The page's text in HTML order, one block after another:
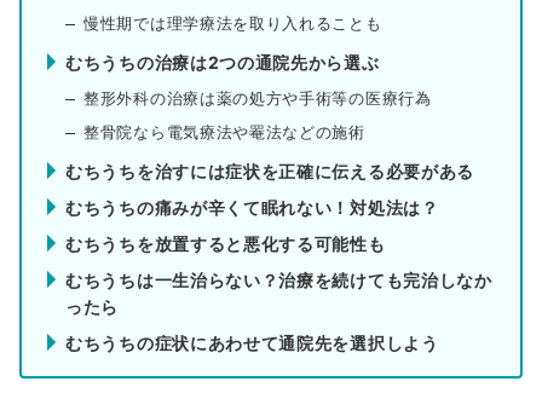
慢性期では理学療法を取り入れることも
むちうちの治療は2つの通院先から選ぶ
整形外科の治療は薬の処方や手術等の医療行為
整骨院なら電気療法や罨法などの施術
むちうちを治すには症状を正確に伝える必要がある
むちうちの痛みが辛くて眠れない！対処法は？
むちうちを放置すると悪化する可能性も
むちうちは一生治らない？治療を続けても完治しなか
ったら
むちうちの症状にあわせて通院先を選択しよう